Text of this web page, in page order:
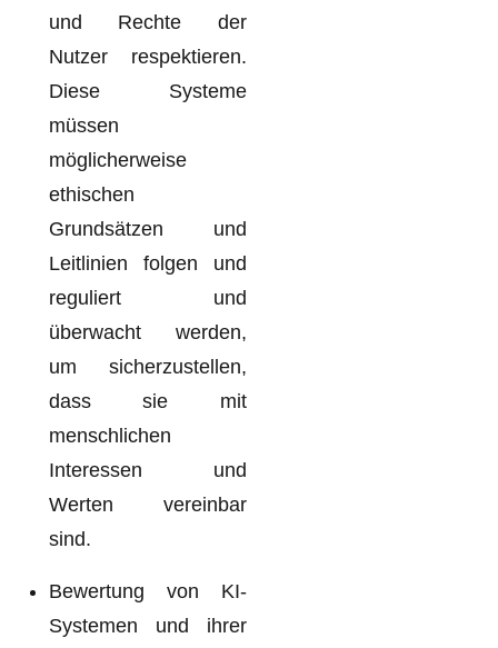
und Rechte der
Nutzer respektieren.
Diese Systeme
müssen
möglicherweise
ethischen
Grundsätzen und
Leitlinien folgen und
reguliert und
überwacht werden,
um sicherzustellen,
dass sie mit
menschlichen
Interessen und
Werten vereinbar
sind.
Bewertung von KI-
Systemen und ihrer